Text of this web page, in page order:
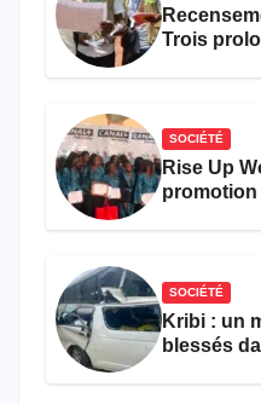
Trois
SOCIÉTÉ
Rise Up
promotion
SOCIÉTÉ
Kribi : un
blessés